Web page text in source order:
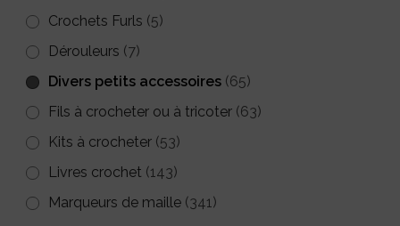
Crochets Furls (5)
Dérouleurs (7)
Divers petits accessoires (65)
Fils à crocheter ou à tricoter (63)
Kits à crocheter (53)
Livres crochet (143)
Marqueurs de maille (341)